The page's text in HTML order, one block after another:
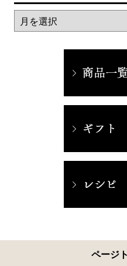
ページ